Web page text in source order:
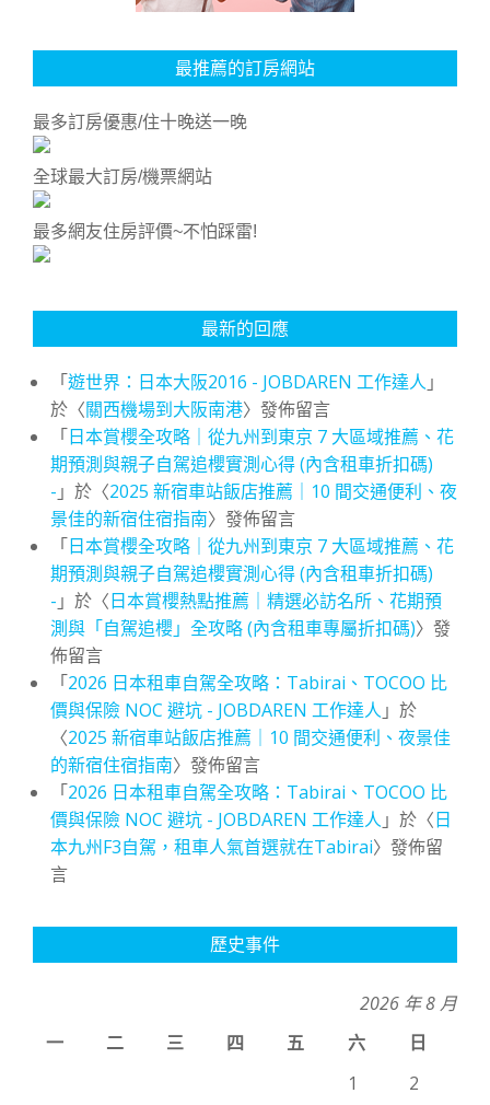
最推薦的訂房網站
最多訂房優惠/住十晚送一晚
全球最大訂房/機票網站
最多網友住房評價~不怕踩雷!
最新的回應
「遊世界：日本大阪2016 - JOBDAREN 工作達人 」
於〈關西機場到大阪南港〉發佈留言
「日本賞櫻全攻略｜從九州到東京 7 大區域推薦、花
期預測與親子自駕追櫻實測心得 (內含租車折扣碼)
- 」於〈2025 新宿車站飯店推薦｜10 間交通便利、夜
景佳的新宿住宿指南〉發佈留言
「日本賞櫻全攻略｜從九州到東京 7 大區域推薦、花
期預測與親子自駕追櫻實測心得 (內含租車折扣碼)
- 」於〈日本賞櫻熱點推薦｜精選必訪名所、花期預
測與「自駕追櫻」全攻略 (內含租車專屬折扣碼)〉發
佈留言
「2026 日本租車自駕全攻略：Tabirai、TOCOO 比
價與保險 NOC 避坑 - JOBDAREN 工作達人 」於
〈2025 新宿車站飯店推薦｜10 間交通便利、夜景佳
的新宿住宿指南〉發佈留言
「2026 日本租車自駕全攻略：Tabirai、TOCOO 比
價與保險 NOC 避坑 - JOBDAREN 工作達人 」於〈日
本九州F3自駕，租車人氣首選就在Tabirai〉發佈留
言
歷史事件
2026 年 8 月
一
二 三 四 五 六
日
1
2